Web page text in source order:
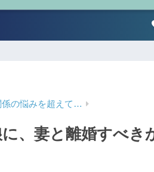
係の悩みを超えて…
、妻と離婚すべき